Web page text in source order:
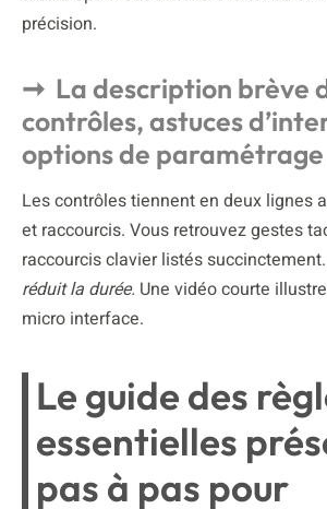
précision.
La description brève
contrôles, astuces
options de
Les contrôles tiennent en deux lignes
et raccourcis. Vous retrouvez gestes
raccourcis clavier listés succinctement.
réduit la durée. Une vidéo courte
micro interface.
Le guide des
essentielles
pas à pas pour